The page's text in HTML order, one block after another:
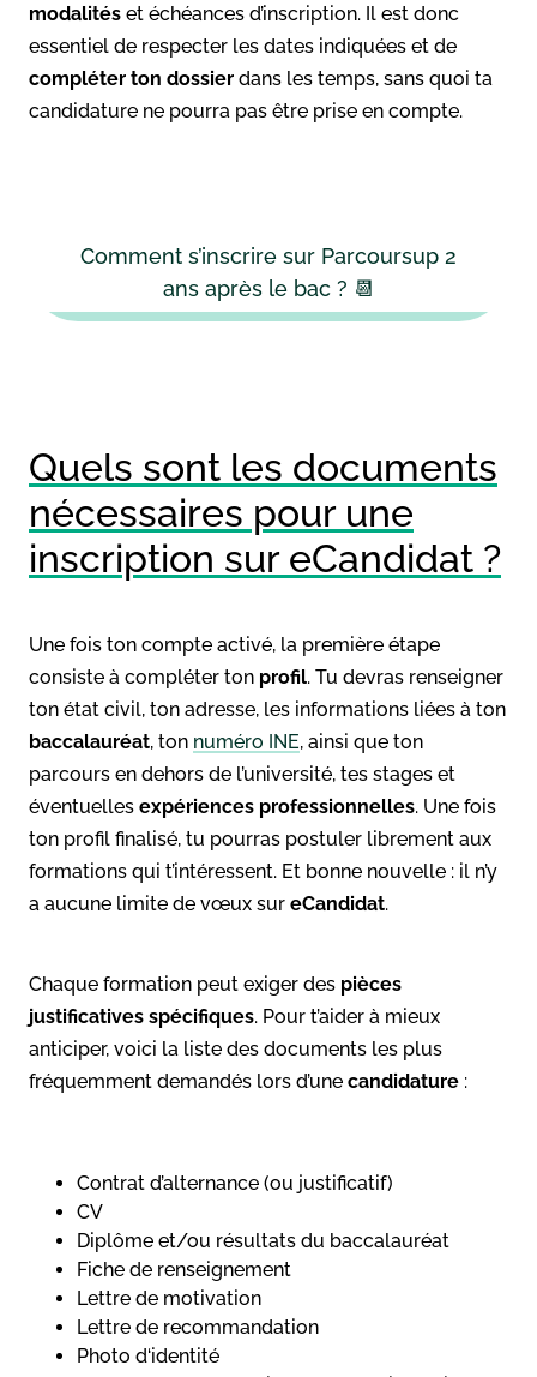
modalités et échéances d’inscription. Il est donc
essentiel de respecter les dates indiquées et de
compléter ton dossier dans les temps, sans quoi ta
candidature ne pourra pas être prise en compte.
Comment s’inscrire sur Parcoursup 2
ans après le bac ? 📆
Quels sont les documents
nécessaires pour une
inscription sur eCandidat ?
Une fois ton compte activé, la première étape
consiste à compléter ton profil. Tu devras renseigner
ton état civil, ton adresse, les informations liées à ton
baccalauréat, ton numéro INE, ainsi que ton
parcours en dehors de l’université, tes stages et
éventuelles expériences professionnelles. Une fois
ton profil finalisé, tu pourras postuler librement aux
formations qui t’intéressent. Et bonne nouvelle : il n’y
a aucune limite de vœux sur eCandidat.
Chaque formation peut exiger des pièces
justificatives spécifiques. Pour t’aider à mieux
anticiper, voici la liste des documents les plus
fréquemment demandés lors d’une candidature :
Contrat d’alternance (ou justificatif)
CV
Diplôme et/ou résultats du baccalauréat
Fiche de renseignement
Lettre de motivation
Lettre de recommandation
Photo d‘identité